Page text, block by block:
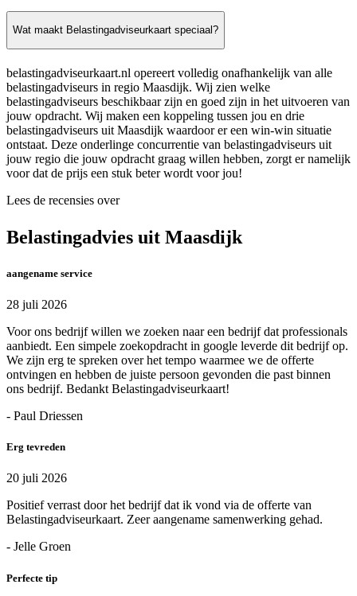
Wat maakt Belastingadviseurkaart speciaal?
belastingadviseurkaart.nl opereert volledig onafhankelijk van alle
belastingadviseurs in regio Maasdijk. Wij zien welke
belastingadviseurs beschikbaar zijn en goed zijn in het uitvoeren van
jouw opdracht. Wij maken een koppeling tussen jou en drie
belastingadviseurs uit Maasdijk waardoor er een win-win situatie
ontstaat. Deze onderlinge concurrentie van belastingadviseurs uit
jouw regio die jouw opdracht graag willen hebben, zorgt er namelijk
voor dat de prijs een stuk beter wordt voor jou!
Lees de recensies over
Belastingadvies uit Maasdijk
aangename service
28 juli 2026
Voor ons bedrijf willen we zoeken naar een bedrijf dat professionals
aanbiedt. Een simpele zoekopdracht in google leverde dit bedrijf op.
We zijn erg te spreken over het tempo waarmee we de offerte
ontvingen en hebben de juiste persoon gevonden die past binnen
ons bedrijf. Bedankt Belastingadviseurkaart!
- Paul Driessen
Erg tevreden
20 juli 2026
Positief verrast door het bedrijf dat ik vond via de offerte van
Belastingadviseurkaart. Zeer aangename samenwerking gehad.
- Jelle Groen
Perfecte tip